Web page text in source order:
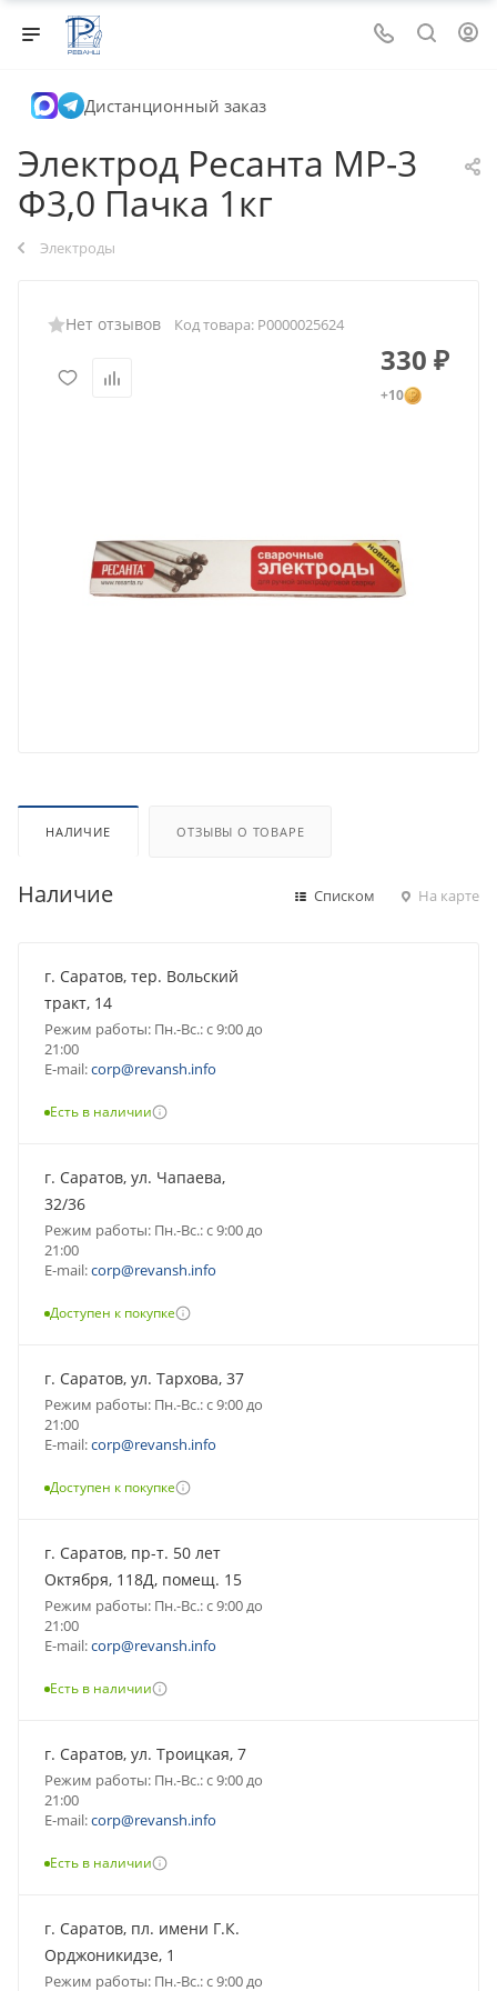
Дистанционный заказ
Электрод Ресанта МР-3
Ф3,0 Пачка 1кг
Электроды
Нет отзывов Код товара: Р0000025624
330 ₽
+10
НАЛИЧИЕ ОТЗЫВЫ О ТОВАРЕ
Наличие Списком На карте
г. Саратов, тер. Вольский
тракт, 14
Режим работы: Пн.-Вс.: с 9:00 до
21:00
E-mail:corp@revansh.info
Есть в наличии
г. Саратов, ул. Чапаева,
32/36
Режим работы: Пн.-Вс.: с 9:00 до
21:00
E-mail:corp@revansh.info
Доступен к покупке
г. Саратов, ул. Тархова, 37
Режим работы: Пн.-Вс.: с 9:00 до
21:00
E-mail:corp@revansh.info
Доступен к покупке
г. Саратов, пр-т. 50 лет
Октября, 118Д, помещ. 15
Режим работы: Пн.-Вс.: с 9:00 до
21:00
E-mail:corp@revansh.info
Есть в наличии
г. Саратов, ул. Троицкая, 7
Режим работы: Пн.-Вс.: с 9:00 до
21:00
E-mail:corp@revansh.info
Есть в наличии
г. Саратов, пл. имени Г.К.
Орджоникидзе, 1
Режим работы: Пн.-Вс.: с 9:00 до